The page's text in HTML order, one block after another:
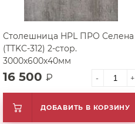
Столешница HPL ПРО Селена
(TTKC-312) 2-стор.
3000х600х40мм
16 500 ₽ - +
ДОБАВИТЬ В КОРЗИНУ